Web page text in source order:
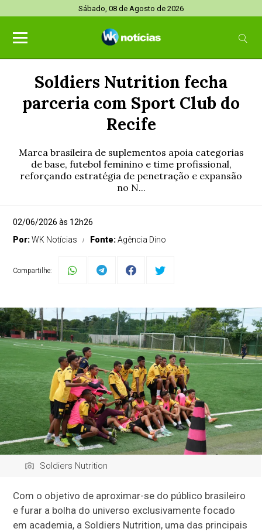
Sábado, 08 de Agosto de 2026
Soldiers Nutrition fecha
parceria com Sport Club do
Recife
Marca brasileira de suplementos apoia categorias
de base, futebol feminino e time profissional,
reforçando estratégia de penetração e expansão
no N...
02/06/2026 às 12h26
Por:WK Notícias Fonte:Agência Dino
Compartilhe:
Soldiers Nutrition
Com o objetivo de aproximar-se do público brasileiro
e furar a bolha do universo exclusivamente focado
em academia, a Soldiers Nutrition, uma das principais